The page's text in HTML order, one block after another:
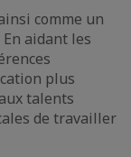
comme un
aidant les
plus
talents
de travailler